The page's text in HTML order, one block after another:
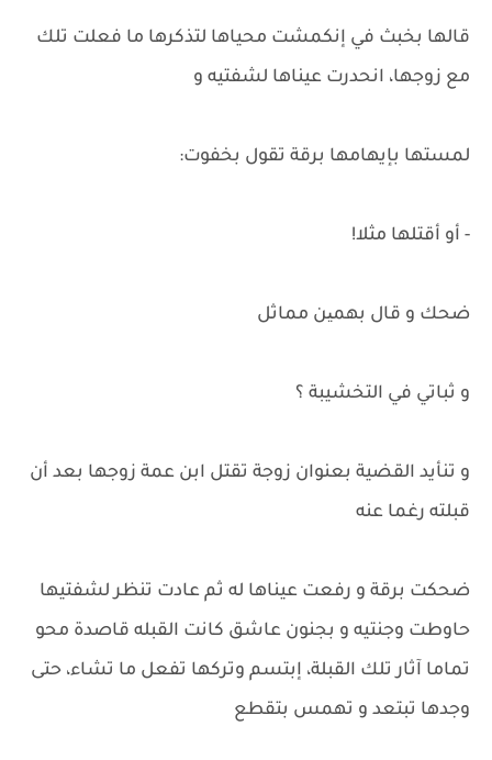
قالها بخبث في إنكمشت محياها لتذكرها ما فعلت تلك
مع زوجها، انحدرت عيناها لشفتيه و
لمستها بإيهامها برقة تقول بخفوت:
- أو أقتلها مثلا!
ضحك و قال بهمین مماثل
و ثباتي في التخشيبة ؟
و تنأيد القضية بعنوان زوجة تقتل ابن عمة زوجها بعد أن
قبلته رغما عنه
ضحكت برقة و رفعت عيناها له ثم عادت تنظر لشفتيها
حاوطت وجنتيه و بجنون عاشق كانت القبله قاصدة محو
تماما آثار تلك القبلة، إبتسم وتركها تفعل ما تشاء، حتى
وجدها تبتعد و تهمس بتقطع